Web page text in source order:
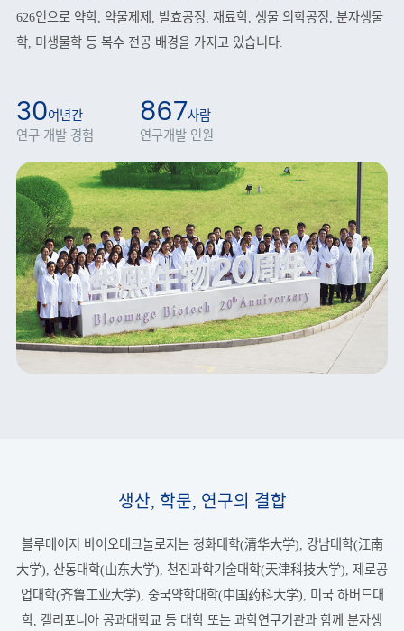
626인으로 약학, 약물제제, 발효공정, 재료학, 생물 의학공정, 분자생물
학, 미생물학 등 복수 전공 배경을 가지고 있습니다.
30여년간
연구 개발 경험
867사람
연구개발 인원
생산, 학문, 연구의 결합
블루메이지 바이오테크놀로지는 청화대학(清华大学), 강남대학(江南
大学), 산동대학(山东大学), 천진과학기술대학(天津科技大学), 제로공
업대학(齐鲁工业大学), 중국약학대학(中国药科大学), 미국 하버드대
학, 캘리포니아 공과대학교 등 대학 또는 과학연구기관과 함께 분자생